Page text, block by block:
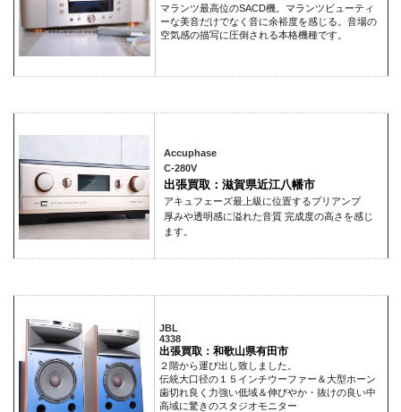
マランツ最高位のSACD機。マランツビューティ
ーな美音だけでなく音に余裕度を感じる。音場の
空気感の描写に圧倒される本格機種です。
Accuphase
C-280V
出張買取：滋賀県近江八幡市
アキュフェーズ最上級に位置するプリアンプ
厚みや透明感に溢れた音質 完成度の高さを感じ
ます。
JBL
4338
出張買取：和歌山県有田市
２階から運び出し致しました。
伝統大口径の１５インチウーファー＆大型ホーン
歯切れ良く力強い低域＆伸びやか・抜けの良い中
高域に驚きのスタジオモニター